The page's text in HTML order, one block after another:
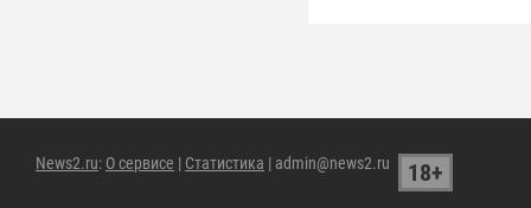
News2.ru: О сервисе | Статистика | admin@news2.ru 18+